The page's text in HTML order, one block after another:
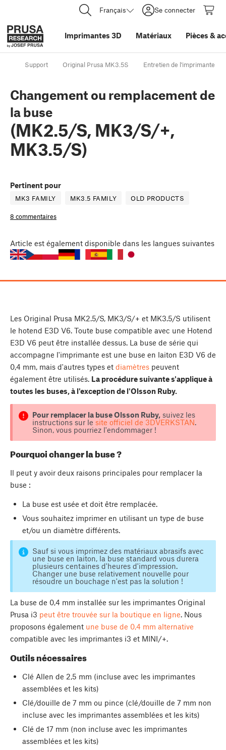
Français Se connecter
Imprimantes 3D Matériaux Pièces &
Support Original Prusa MK3.5S Entretien de l'imprimante
Changement ou remplacement de
la buse
(MK2.5/S, MK3/S/+,
MK3.5/S)
Pertinent pour
MK3 FAMILY MK3.5 FAMILY OLD PRODUCTS
8 commentaires
Article est également disponible dans les langues suivantes
Les Original Prusa MK2.5/S, MK3/S/+ et MK3.5/S utilisent
le hotend E3D V6. Toute buse compatible avec une Hotend
E3D V6 peut être installée dessus. La buse de série qui
accompagne l'imprimante est une buse en laiton E3D V6 de
0,4 mm, mais d'autres types et diamètres peuvent
également être utilisés. La procédure suivante s'applique à
toutes les buses, à l'exception de l'Olsson Ruby.
Pour remplacer la buse Olsson Ruby,suivez les
instructions sur le site officiel de 3DVERKSTAN.
Sinon, vous pourriez l'endommager !
Pourquoi changer la buse ?
Il peut y avoir deux raisons principales pour remplacer la
buse :
La buse est usée et doit être remplacée.
Vous souhaitez imprimer en utilisant un type de buse
et/ou un diamètre différents.
Sauf si vous imprimez des matériaux abrasifs avec
une buse en laiton, la buse standard vous durera
plusieurs centaines d'heures d'impression.
Changer une buse relativement nouvelle pour
résoudre un bouchage n'est pas la solution !
La buse de 0,4 mm installée sur les imprimantes Original
Prusa i3 peut être trouvée sur la boutique en ligne. Nous
proposons également une buse de 0,4 mm alternative
compatible avec les imprimantes i3 et MINI/+.
Outils nécessaires
Clé Allen de 2,5 mm (incluse avec les imprimantes
assemblées et les kits)
Clé/douille de 7 mm ou pince (clé/douille de 7 mm non
incluse avec les imprimantes assemblées et les kits)
Clé de 17 mm (non incluse avec les imprimantes
assemblées et les kits)